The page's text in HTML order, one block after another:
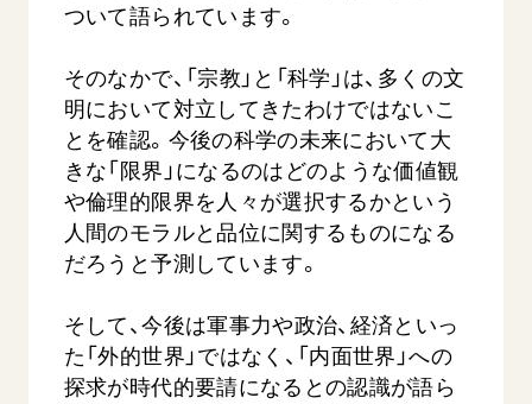
ついて語られています。
そのなかで、「宗教」と「科学」は、多くの文
明において対立してきたわけではないこ
とを確認。今後の科学の未来において大
きな「限界」になるのはどのような価値観
や倫理的限界を人々が選択するかという
人間のモラルと品位に関するものになる
だろうと予測しています。
そして、今後は軍事力や政治、経済といっ
た「外的世界」ではなく、「内面世界」への
探求が時代的要請になるとの認識が語ら